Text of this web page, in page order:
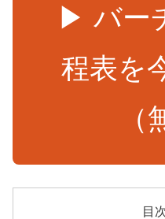
▶ バー
程表を
（
目